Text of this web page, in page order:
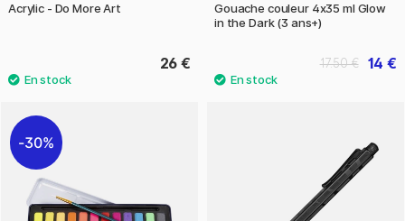
Acrylic - Do More Art
26 €
Gouache couleur 4x35 ml Glow
in the Dark (3 ans+)
14 €
17.50 €
30%